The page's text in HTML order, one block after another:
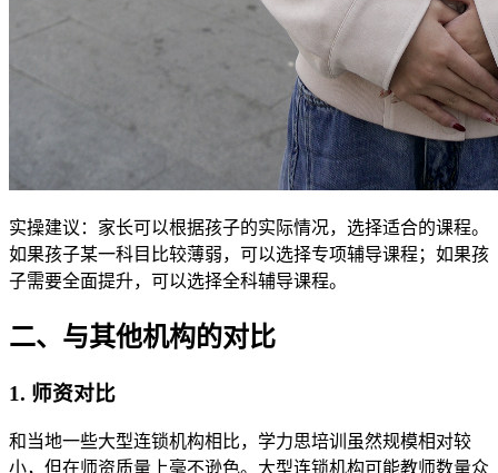
实操建议：家长可以根据孩子的实际情况，选择适合的课程。
如果孩子某一科目比较薄弱，可以选择专项辅导课程；如果孩
子需要全面提升，可以选择全科辅导课程。
二、与其他机构的对比
1. 师资对比
和当地一些大型连锁机构相比，学力思培训虽然规模相对较
小，但在师资质量上毫不逊色。大型连锁机构可能教师数量众